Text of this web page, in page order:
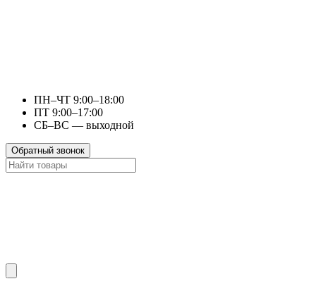
ПН–ЧТ 9:00–18:00
ПТ 9:00–17:00
СБ–ВС — выходной
Обратный звонок